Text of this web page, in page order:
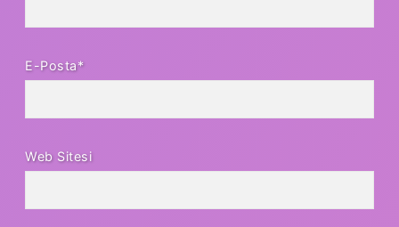
E-Posta*
Web Sitesi